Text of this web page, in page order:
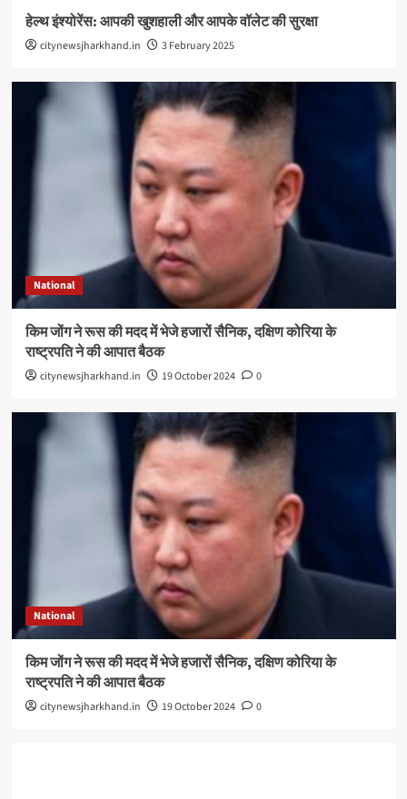
हेल्थ इंश्योरेंस: आपकी खुशहाली और आपके वॉलेट की सुरक्षा
citynewsjharkhand.in 3 February 2025
National
किम जोंग ने रूस की मदद में भेजे हजारों सैनिक, दक्षिण कोरिया के
राष्ट्रपति ने की आपात बैठक
citynewsjharkhand.in 19 October 2024 0
National
किम जोंग ने रूस की मदद में भेजे हजारों सैनिक, दक्षिण कोरिया के
राष्ट्रपति ने की आपात बैठक
citynewsjharkhand.in 19 October 2024 0